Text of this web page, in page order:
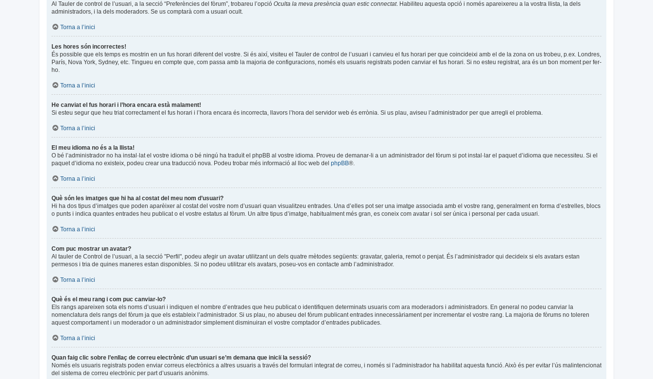
Al Tauler de control de l’usuari, a la secció “Preferències del fòrum”, trobareu l’opció Oculta la meva presència quan estic connectat. Habiliteu aquesta opció i només apareixereu a la vostra llista, la dels
administradors, i la dels moderadors. Se us comptarà com a usuari ocult.
Torna a l’inici
Les hores són incorrectes!
És possible que els temps es mostrin en un fus horari diferent del vostre. Si és així, visiteu el Tauler de control de l’usuari i canvieu el fus horari per que coincideixi amb el de la zona on us trobeu, p.ex. Londres,
París, Nova York, Sydney, etc. Tingueu en compte que, com passa amb la majoria de configuracions, només els usuaris registrats poden canviar el fus horari. Si no esteu registrat, ara és un bon moment per fer-
ho.
Torna a l’inici
He canviat el fus horari i l’hora encara està malament!
Si esteu segur que heu triat correctament el fus horari i l’hora encara és incorrecta, llavors l’hora del servidor web és errònia. Si us plau, aviseu l’administrador per que arregli el problema.
Torna a l’inici
El meu idioma no és a la llista!
O bé l’administrador no ha instal·lat el vostre idioma o bé ningú ha traduït el phpBB al vostre idioma. Proveu de demanar-li a un administrador del fòrum si pot instal·lar el paquet d’idioma que necessiteu. Si el
paquet d’idioma no existeix, podeu crear una traducció nova. Podeu trobar més informació al lloc web del phpBB®.
Torna a l’inici
Què són les imatges que hi ha al costat del meu nom d’usuari?
Hi ha dos tipus d’imatges que poden aparèixer al costat del vostre nom d’usuari quan visualitzeu entrades. Una d’elles pot ser una imatge associada amb el vostre rang, generalment en forma d’estrelles, blocs
o punts i indica quantes entrades heu publicat o el vostre estatus al fòrum. Un altre tipus d’imatge, habitualment més gran, es coneix com avatar i sol ser única i personal per cada usuari.
Torna a l’inici
Com puc mostrar un avatar?
Al tauler de Control de l’usuari, a la secció "Perfil", podeu afegir un avatar utilitzant un dels quatre mètodes següents: gravatar, galeria, remot o penjat. És l’administrador qui decideix si els avatars estan
permesos i tria de quines maneres estan disponibles. Si no podeu utilitzar els avatars, poseu-vos en contacte amb l’administrador.
Torna a l’inici
Què és el meu rang i com puc canviar-lo?
Els rangs apareixen sota els noms d’usuari i indiquen el nombre d’entrades que heu publicat o identifiquen determinats usuaris com ara moderadors i administradors. En general no podeu canviar la
nomenclatura dels rangs del fòrum ja que els estableix l’administrador. Si us plau, no abuseu del fòrum publicant entrades innecessàriament per incrementar el vostre rang. La majoria de fòrums no toleren
aquest comportament i un moderador o un administrador simplement disminuiran el vostre comptador d’entrades publicades.
Torna a l’inici
Quan faig clic sobre l’enllaç de correu electrònic d’un usuari se’m demana que iniciï la sessió?
Només els usuaris registrats poden enviar correus electrònics a altres usuaris a través del formulari integrat de correu, i només si l’administrador ha habilitat aquesta funció. Això és per evitar l’ús malintencionat
del sistema de correu electrònic per part d’usuaris anònims.